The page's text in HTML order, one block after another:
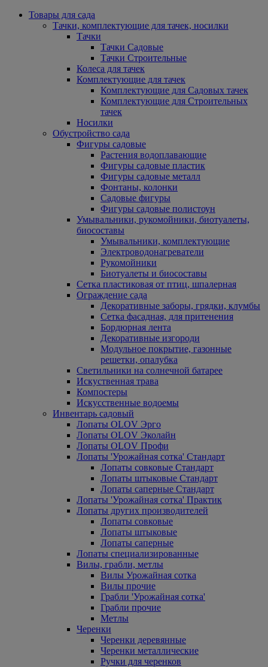
Товары для сада
Тачки, комплектующие для тачек, носилки
Тачки
Тачки Садовые
Тачки Строительные
Колеса для тачек
Комплектующие для тачек
Комплектующие для Садовых тачек
Комплектующие для Строительных
тачек
Носилки
Обустройство сада
Фигуры садовые
Растения водоплавающие
Фигуры садовые пластик
Фигуры садовые металл
Фонтаны, колонки
Садовые фигуры
Фигуры садовые полистоун
Умывальники, рукомойники, биотуалеты,
биосоставы
Умывальники, комплектующие
Электроводонагреватели
Рукомойники
Биотуалеты и биосоставы
Сетка пластиковая от птиц, шпалерная
Ограждение сада
Декоративные заборы, грядки, клумбы
Сетка фасадная, для притенения
Бордюрная лента
Декоративные изгороди
Модульное покрытие, газонные
решетки, опалубка
Светильники на солнечной батарее
Искуственная трава
Компостеры
Искусственные водоемы
Инвентарь садовый
Лопаты OLOV Эрго
Лопаты OLOV Эколайн
Лопаты OLOV Профи
Лопаты 'Урожайная сотка' Стандарт
Лопаты совковые Стандарт
Лопаты штыковые Стандарт
Лопаты саперные Стандарт
Лопаты 'Урожайная сотка' Практик
Лопаты других производителей
Лопаты совковые
Лопаты штыковые
Лопаты саперные
Лопаты специализированные
Вилы, грабли, метлы
Вилы Урожайная сотка
Вилы прочие
Грабли 'Урожайная сотка'
Грабли прочие
Метлы
Черенки
Черенки деревянные
Черенки металлические
Ручки для черенков